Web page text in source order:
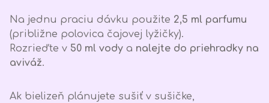
Na jednu praciu dávku použite 2,5 ml parfumu
(približne polovica čajovej lyžičky).
Rozrieďte v 50 ml vody a nalejte do priehradky na
aviváž.
Ak bielizeň plánujete sušiť v sušičke,